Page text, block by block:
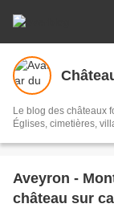
Le blog des châteaux
Églises, cimetières,
Aveyron -
château sur